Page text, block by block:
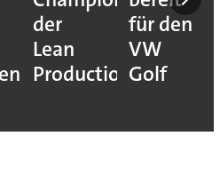
der
Lean
Production
für den
VW
Golf